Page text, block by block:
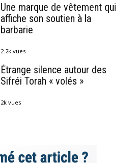
Une marque de vêtement qui
affiche son soutien à la
barbarie
2.2k vues
Étrange silence autour des
Sifréi Torah « volés »
2k vues